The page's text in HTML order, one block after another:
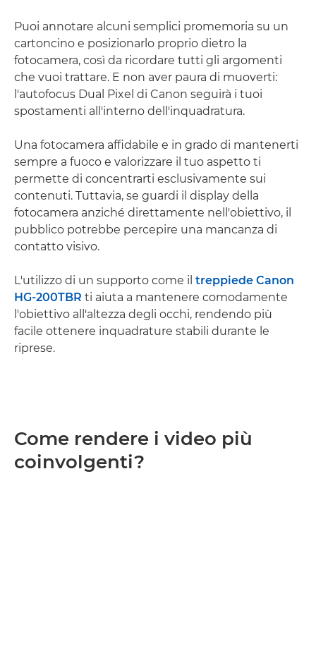
Puoi annotare alcuni semplici promemoria su un
cartoncino e posizionarlo proprio dietro la
fotocamera, così da ricordare tutti gli argomenti
che vuoi trattare. E non aver paura di muoverti:
l'autofocus Dual Pixel di Canon seguirà i tuoi
spostamenti all'interno dell'inquadratura.
Una fotocamera affidabile e in grado di mantenerti
sempre a fuoco e valorizzare il tuo aspetto ti
permette di concentrarti esclusivamente sui
contenuti. Tuttavia, se guardi il display della
fotocamera anziché direttamente nell'obiettivo, il
pubblico potrebbe percepire una mancanza di
contatto visivo.
L'utilizzo di un supporto come il treppiede Canon
HG-200TBR ti aiuta a mantenere comodamente
l'obiettivo all'altezza degli occhi, rendendo più
facile ottenere inquadrature stabili durante le
riprese.
Come rendere i video più
coinvolgenti?